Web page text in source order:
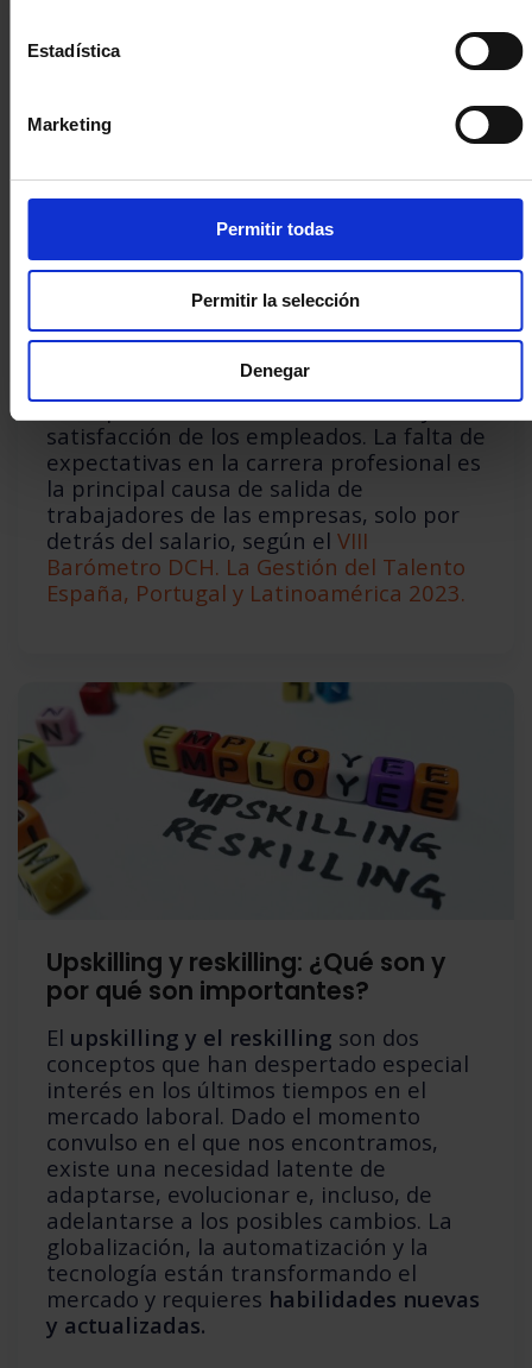
Estadística
Marketing
Permitir todas
Permitir la selección
Denegar
Plan de Desarrollo Individual: ¿Qué
es? [Guía Básica]
¿Quieres mantener al mejor talento en
tu organización? Descubre qué es el
de Desarrollo Individual
clave para mantener la motivación y
satisfacción de los empleados. La falta de
expectativas en la carrera profesional es
la principal causa de salida de
trabajadores de las empresas, solo por
detrás del salario, según el VIII
Barómetro DCH. La Gestión del Talento
España, Portugal y Latinoamérica 2023.
Upskilling y reskilling: ¿Qué son y
por qué son importantes?
El upskilling y el reskilling son dos
conceptos que han despertado especial
interés en los últimos tiempos en el
mercado laboral. Dado el momento
convulso en el que nos encontramos,
existe una necesidad latente de
adaptarse, evolucionar e, incluso, de
adelantarse a los posibles cambios. La
globalización, la automatización y la
tecnología están transformando el
mercado y requieres habilidades nuevas
y actualizadas.